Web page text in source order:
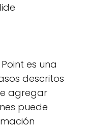
es una
descritos
agregar
puede